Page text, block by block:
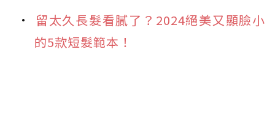
留太久長髮看膩了？2024絕美又顯臉小
的5款短髮範本！